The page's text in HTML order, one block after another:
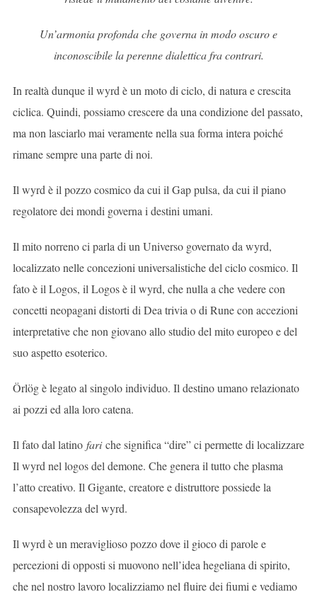
Un’armonia profonda che governa in modo oscuro e
inconoscibile la perenne dialettica fra contrari.
In realtà dunque il wyrd è un moto di ciclo, di natura e crescita
ciclica. Quindi, possiamo crescere da una condizione del passato,
ma non lasciarlo mai veramente nella sua forma intera poiché
rimane sempre una parte di noi.
Il wyrd è il pozzo cosmico da cui il Gap pulsa, da cui il piano
regolatore dei mondi governa i destini umani.
Il mito norreno ci parla di un Universo governato da wyrd,
localizzato nelle concezioni universalistiche del ciclo cosmico. Il
fato è il Logos, il Logos è il wyrd, che nulla a che vedere con
concetti neopagani distorti di Dea trivia o di Rune con accezioni
interpretative che non giovano allo studio del mito europeo e del
suo aspetto esoterico.
Örlög è legato al singolo individuo. Il destino umano relazionato
ai pozzi ed alla loro catena.
Il fato dal latino fariche significa “dire” ci permette di localizzare
Il wyrd nel logos del demone. Che genera il tutto che plasma
l’atto creativo. Il Gigante, creatore e distruttore possiede la
consapevolezza del wyrd.
Il wyrd è un meraviglioso pozzo dove il gioco di parole e
percezioni di opposti si muovono nell’idea hegeliana di spirito,
che nel nostro lavoro localizziamo nel fluire dei fiumi e vediamo